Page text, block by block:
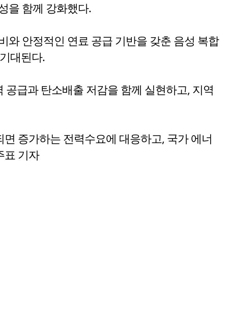
을 함께 강화했다.
와 안정적인 연료 공급 기반을 갖춘 음성 복합
대된다.
급과 탄소배출 저감을 함께 실현하고, 지역
증가하는 전력수요에 대응하고, 국가 에너
표 기자